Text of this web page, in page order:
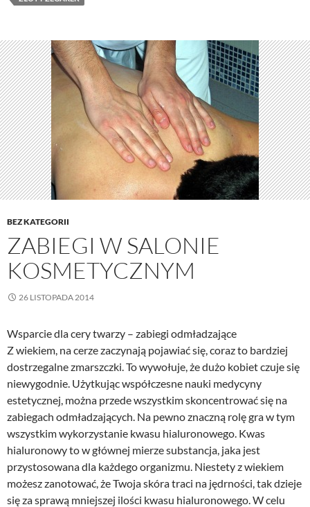
BEZ KATEGORII
ZABIEGI W SALONIE
KOSMETYCZNYM
26 LISTOPADA 2014
Wsparcie dla cery twarzy – zabiegi odmładzające
Z wiekiem, na cerze zaczynają pojawiać się, coraz to bardziej
dostrzegalne zmarszczki. To wywołuje, że dużo kobiet czuje się
niewygodnie. Użytkując współczesne nauki medycyny
estetycznej, można przede wszystkim skoncentrować się na
zabiegach odmładzających. Na pewno znaczną rolę gra w tym
wszystkim wykorzystanie kwasu hialuronowego. Kwas
hialuronowy to w głównej mierze substancja, jaka jest
przystosowana dla każdego organizmu. Niestety z wiekiem
możesz zanotować, że Twoja skóra traci na jędrności, tak dzieje
się za sprawą mniejszej ilości kwasu hialuronowego. W celu